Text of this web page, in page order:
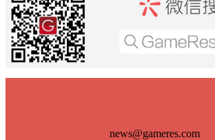
news@gameres.com